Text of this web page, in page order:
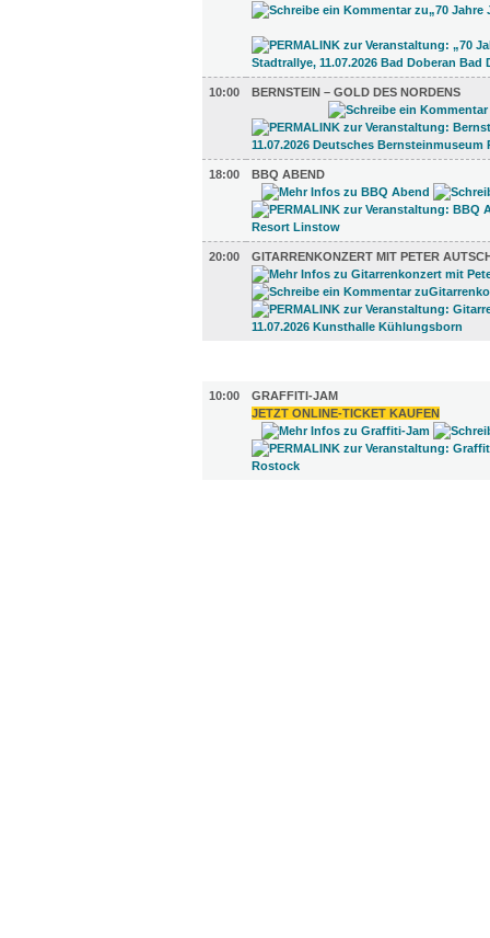
10:00 BERNSTEIN – GOLD DES NORDENS
18:00 BBQ ABEND
20:00 GITARRENKONZERT MIT PETER
10:00
GRAFFITI-JAM
JETZT ONLINE-TICKET KAUFEN